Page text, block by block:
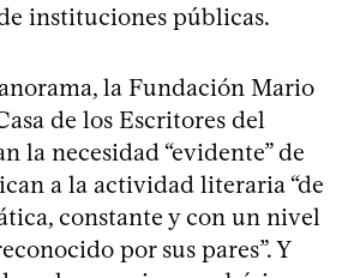
instituciones públicas.
la Fundación Mario
de los Escritores del
la necesidad “evidente” de
a la actividad literaria “de
constante y con un nivel
por sus pares”. Y